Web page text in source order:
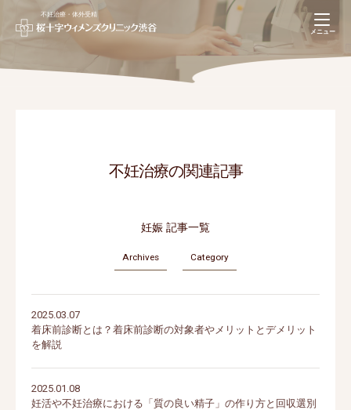
不妊治療・体外受精
メニュー
【不妊治療専用】
不妊治療の関連記事
妊娠 記事一覧
Archives Category
2025.03.07
着床前診断とは？着床前診断の対象者やメリットとデメリット
を解説
2025.01.08
妊活や不妊治療における「質の良い精子」の作り方と回収選別